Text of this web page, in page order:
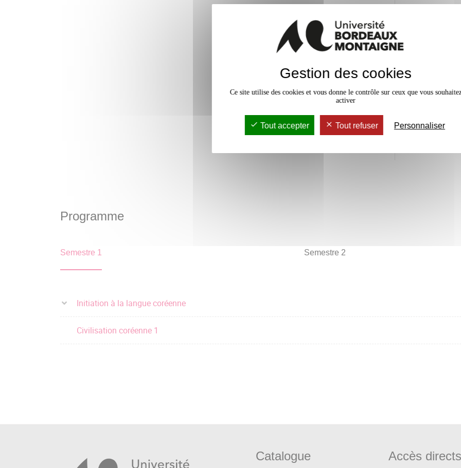
Responsable
Programme
Semestre 1 Semestre 2
Initiation à la langue coréenne
Civilisation coréenne 1
Catalogue Accès directs
Gestion des cookies
Ce site utilise des cookies et vous donne le contrôle sur ceux que vous
activer
Tout accepter Tout refuser Personnaliser